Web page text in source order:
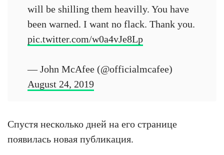
will be shilling them heavilly. You have
been warned. I want no flack. Thank you.
pic.twitter.com/w0a4vJe8Lp
— John McAfee (@officialmcafee)
August 24, 2019
Спустя несколько дней на его странице
появилась новая публикация.